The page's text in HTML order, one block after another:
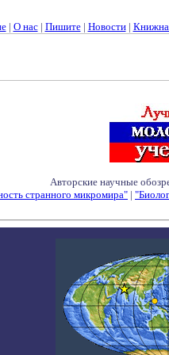
| О нас| Пишите| Новости|
Авторские научные
странного микромира" |